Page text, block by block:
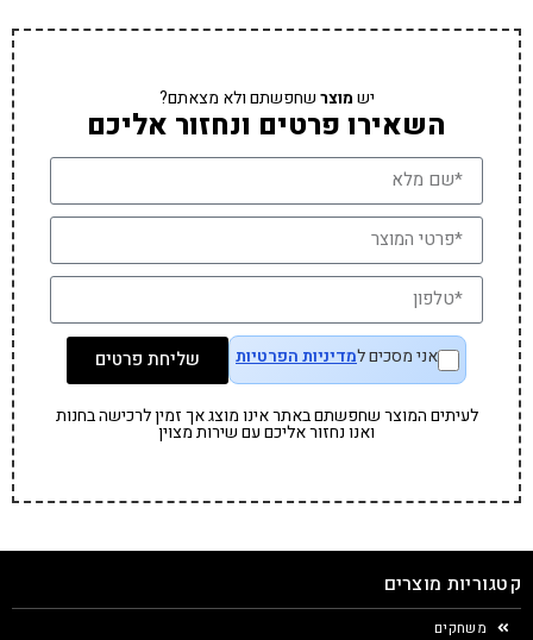
ישמוצרשחפשתם ולא מצאתם?
השאירו פרטים ונחזור אליכם
אני מסכים למדיניות הפרטיות שליחת פרטים
לעיתים המוצר שחפשתם באתר אינו מוצג אך זמין לרכישה בחנות
ואנו נחזור אליכם עם שירות מצוין
קטגוריות מוצרים
משחקים